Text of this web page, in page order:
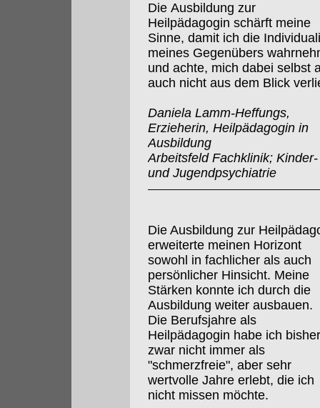
Die Ausbildung zur
Heilpädagogin schärft meine
Sinne, damit ich die
meines Gegenübers
und achte, mich dabei selbst
auch nicht aus dem Blick
Daniela Lamm-Heffungs,
Erzieherin, Heilpädagogin in
Ausbildung
Arbeitsfeld Fachklinik; Kinder-
und Jugendpsychiatrie
Die Ausbildung zur
erweiterte meinen Horizont
sowohl in fachlicher als auch
persönlicher Hinsicht. Meine
Stärken konnte ich durch die
Ausbildung weiter ausbauen.
Die Berufsjahre als
Heilpädagogin habe ich bisher
zwar nicht immer als
"schmerzfreie", aber sehr
wertvolle Jahre erlebt, die ich
nicht missen möchte.